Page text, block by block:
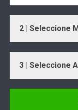
2 | Seleccione
3 | Seleccione